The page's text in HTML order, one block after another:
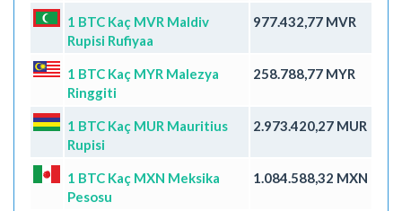
1 BTC Kaç MVR Maldiv
Rupisi Rufiyaa
977.432,77 MVR
1 BTC Kaç MYR Malezya
Ringgiti
258.788,77 MYR
1 BTC Kaç MUR Mauritius
Rupisi
2.973.420,27 MUR
1 BTC Kaç MXN Meksika
Pesosu
1.084.588,32 MXN